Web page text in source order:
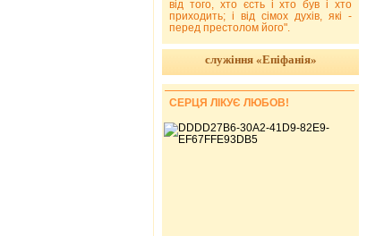
від того, хто єсть і хто був і хто
приходить; і від сімох духів, які -
перед престолом його".
служіння «Епіфанія»
СЕРЦЯ ЛІКУЄ ЛЮБОВ!